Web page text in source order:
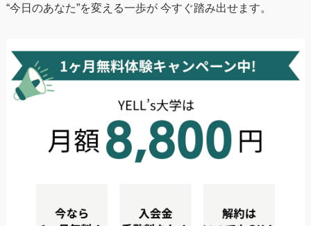
“今日のあなた”を変える一歩が 今すぐ踏み出せます。